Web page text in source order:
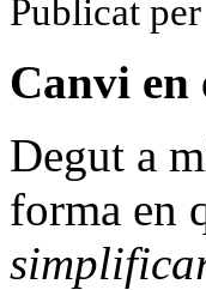
Publicat
Canvi en
Degut a
forma en